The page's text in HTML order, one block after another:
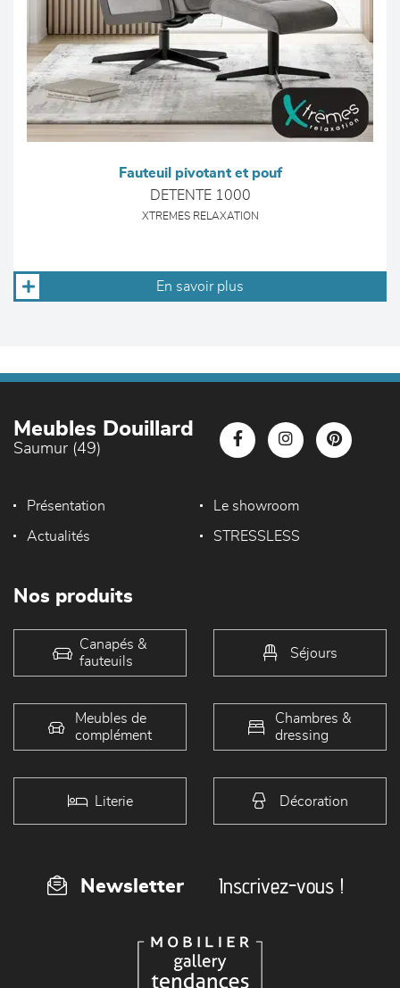
Fauteuil pivotant et pouf
DETENTE 1000
XTREMES RELAXATION
En savoir plus
Meubles Douillard
Saumur (49)
Présentation Le showroom
Actualités STRESSLESS
Nos produits
Canapés &
fauteuils
Séjours
Meubles de
complément
Chambres &
dressing
Literie Décoration
Newsletter Inscrivez-vous !